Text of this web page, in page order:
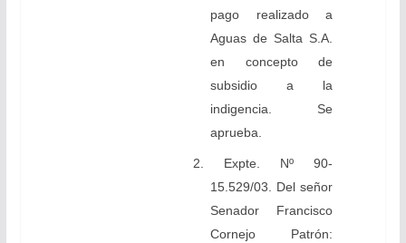
pago realizado a
Aguas de Salta S.A.
en concepto de
subsidio a la
indigencia. Se
aprueba.
2. Expte. Nº 90-
15.529/03. Del señor
Senador Francisco
Cornejo Patrón: